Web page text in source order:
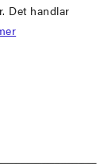
Det handlar